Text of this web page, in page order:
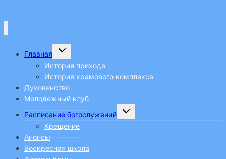
Главная
Переключить
меню
История прихода
История храмового комплекса
Духовенство
Молодежный клуб
Расписание богослужений
Переключить
Крещение
Анонсы
Воскресная школа